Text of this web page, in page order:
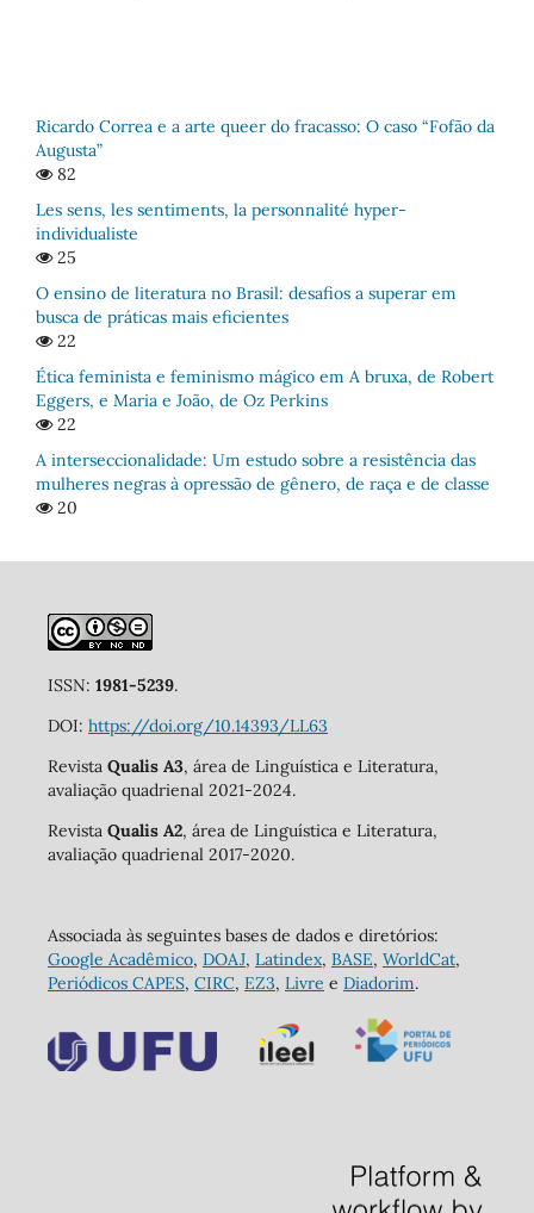
Ricardo Correa e a arte queer do fracasso: O caso “Fofão da
Augusta”
82
Les sens, les sentiments, la personnalité hyper-
individualiste
25
O ensino de literatura no Brasil: desafios a superar em
busca de práticas mais eficientes
22
Ética feminista e feminismo mágico em A bruxa, de Robert
Eggers, e Maria e João, de Oz Perkins
22
A interseccionalidade: Um estudo sobre a resistência das
mulheres negras à opressão de gênero, de raça e de classe
20
ISSN: 1981-5239.
DOI: https://doi.org/10.14393/LL63
Revista Qualis A3, área de Linguística e Literatura,
avaliação quadrienal 2021-2024.
Revista Qualis A2, área de Linguística e Literatura,
avaliação quadrienal 2017-2020.
Associada às seguintes bases de dados e diretórios:
Google Acadêmico, DOAJ, Latindex, BASE, WorldCat,
Periódicos CAPES, CIRC, EZ3, Livre e Diadorim.